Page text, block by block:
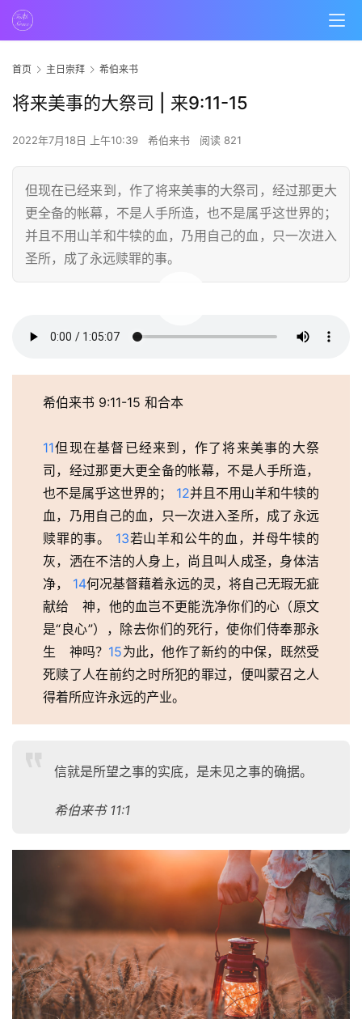
首页 主日崇拜 希伯来书
将来美事的大祭司 | 来9:11-15
2022年7月18日 上午10:39 希伯来书 阅读 821
但现在已经来到，作了将来美事的大祭司，经过那更大
更全备的帐幕，不是人手所造，也不是属乎这世界的；
并且不用山羊和牛犊的血，乃用自己的血，只一次进入
圣所，成了永远赎罪的事。
00:00 / 01:05:07
希伯来书 9:11-15 和合本
11但现在基督已经来到，作了将来美事的大祭
司，经过那更大更全备的帐幕，不是人手所造，
也不是属乎这世界的； 12并且不用山羊和牛犊的
血，乃用自己的血，只一次进入圣所，成了永远
赎罪的事。 13若山羊和公牛的血，并母牛犊的
灰，洒在不洁的人身上，尚且叫人成圣，身体洁
净， 14何况基督藉着永远的灵，将自己无瑕无疵
献给　神，他的血岂不更能洗净你们的心（原文
是“良心”），除去你们的死行，使你们侍奉那永
生　神吗？ 15为此，他作了新约的中保，既然受
死赎了人在前约之时所犯的罪过，便叫蒙召之人
得着所应许永远的产业。
信就是所望之事的实底，是未见之事的确据。
希伯来书 11:1